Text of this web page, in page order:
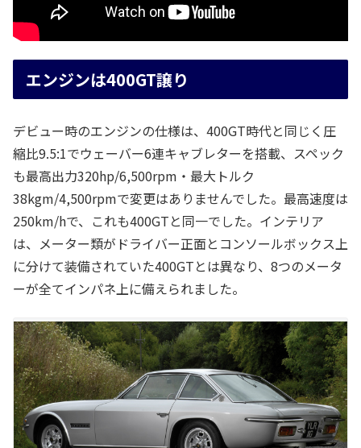
エンジンは400GT譲り
デビュー時のエンジンの仕様は、400GT時代と同じく圧
縮比9.5:1でウェーバー6連キャブレターを搭載、スペック
も最高出力320hp/6,500rpm・最大トルク
38kgm/4,500rpmで変更はありませんでした。最高速度は
250km/hで、これも400GTと同一でした。インテリア
は、メーター類がドライバー正面とコンソールボックス上
に分けて装備されていた400GTとは異なり、8つのメータ
ーが全てインパネ上に備えられました。